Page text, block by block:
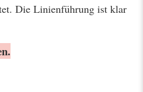
Die Linienführung ist klar